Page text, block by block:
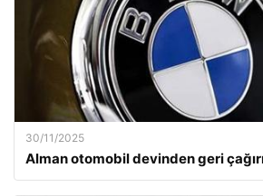
30/11/2025
Alman otomobil devinden geri